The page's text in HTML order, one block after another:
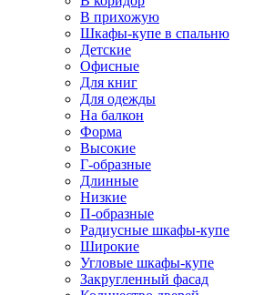
В прихожую
Шкафы-купе в спальню
Детские
Офисные
Для книг
Для одежды
На балкон
Форма
Высокие
Г-образные
Длинные
Низкие
П-образные
Радиусные шкафы-купе
Широкие
Угловые шкафы-купе
Закругленный фасад